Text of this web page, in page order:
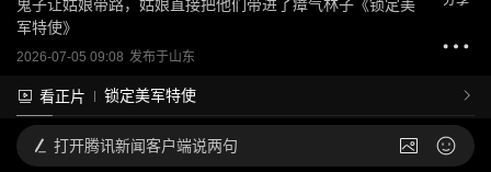
鬼子让姑娘带路，姑娘直接把他们带进了瘴气林子《锁定美
军特使》
2026-07-05 09:08 发布于山东
看正片 锁定美军特使
打开腾讯新闻客户端说两句